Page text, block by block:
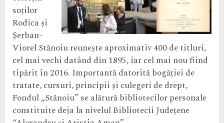
soților
Rodica și
Șerban-
Viorel Stănoiu reunește aproximativ 400 de titluri,
cel mai vechi datând din 1895, iar cel mai nou fiind
tipărit în 2016. Importantă datorită bogăției de
tratate, cursuri, principii și culegeri de drept,
Fondul „Stănoiu” se alătură bibliotecilor personale
constituite deja la nivelul Bibliotecii Județene